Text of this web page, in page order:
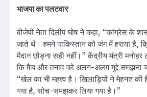
भाजपा का पलटवार
बीजेपी नेता दिलीप घोष ने कहा, “कांग्रेस के
जाते थे। हमने पाकिस्तान को जंग में हराया है,
मैदान छोड़ना सही नहीं।” केंद्रीय मंत्री
कि मैच और तनाव को अलग-अलग मुद्दे समझना
“खेल का भी महत्व है। खिलाड़ियों ने मेहनत
गया है, सोच-समझकर लिया गया है।”